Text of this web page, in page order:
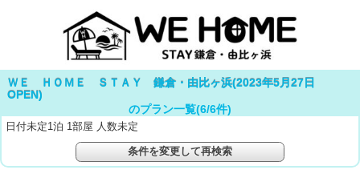
ＷＥ ＨＯＭＥ ＳＴＡＹ 鎌倉・由比ヶ浜(2023年5月27日
OPEN)
のプラン一覧(6/6件)
日付未定1泊 1部屋 人数未定
条件を変更して再検索